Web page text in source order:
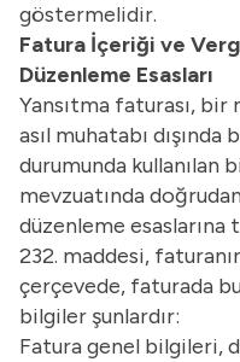
göstermelidir.
Fatura İçeriği ve
Düzenleme Esasları
Yansıtma faturası,
asıl muhatabı
durumunda kullanılan
mevzuatında
düzenleme esaslarına
232. maddesi,
çerçevede, faturada
bilgiler şunlardır:
Fatura genel bilgileri,